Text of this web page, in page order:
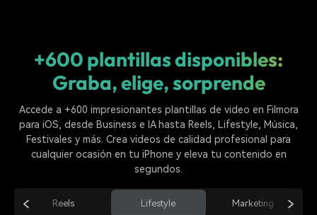
archivos
+600 plantillas disponibles:
Graba, elige, sorprende
Accede a +600 impresionantes plantillas de video en Filmora
para iOS, desde Business e IA hasta Reels, Lifestyle, Música,
Festivales y más. Crea videos de calidad profesional para
cualquier ocasión en tu iPhone y eleva tu contenido en
segundos.
Reels Lifestyle Marketing